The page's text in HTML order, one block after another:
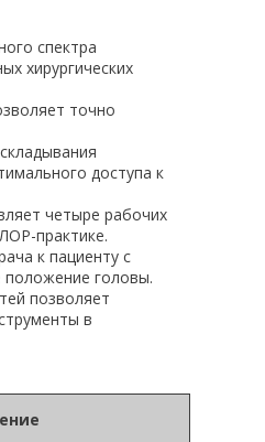
спектра
хирургических
точно
доступа к
четыре рабочих
практике.
к пациенту с
положение головы.
позволяет
в